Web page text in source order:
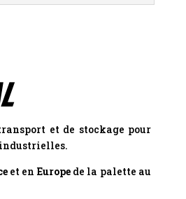
et de stockage pour
et en Europede la palette au